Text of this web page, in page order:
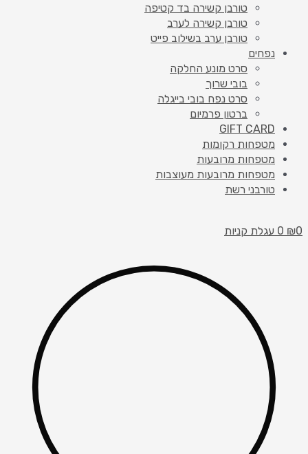
טורבן קשירה בד קטיפה
טורבן קשירה לערב
טורבן ערב בשילוב פייט
נפחים
סרט מונע החלקה
בובי שרוך
סרט נפח בובי בייגלה
ברטון פרמיום
GIFT CARD
מטפחות רקומות
מטפחות מרובעות
מטפחות מרובעות מעוצבות
טורבני רשת
₪0
0 עגלת קניות